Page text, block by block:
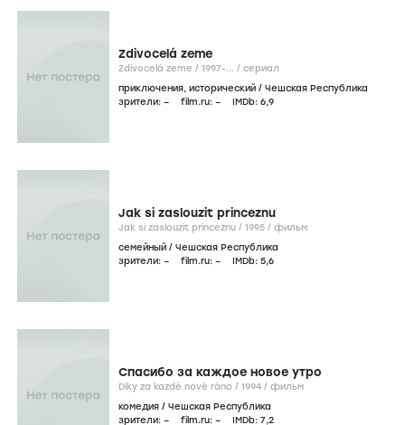
Zdivocelá zeme
Zdivocelá zeme / 1997-... / сериал
приключения, исторический / Чешская Республика
зрители: – film.ru: – IMDb: 6,9
Jak si zaslouzit princeznu
Jak si zaslouzit princeznu / 1995 / фильм
семейный / Чешская Республика
зрители: – film.ru: – IMDb: 5,6
Спасибо за каждое новое утро
Díky za kazdé nové ráno / 1994 / фильм
комедия / Чешская Республика
зрители: – film.ru: – IMDb: 7,2